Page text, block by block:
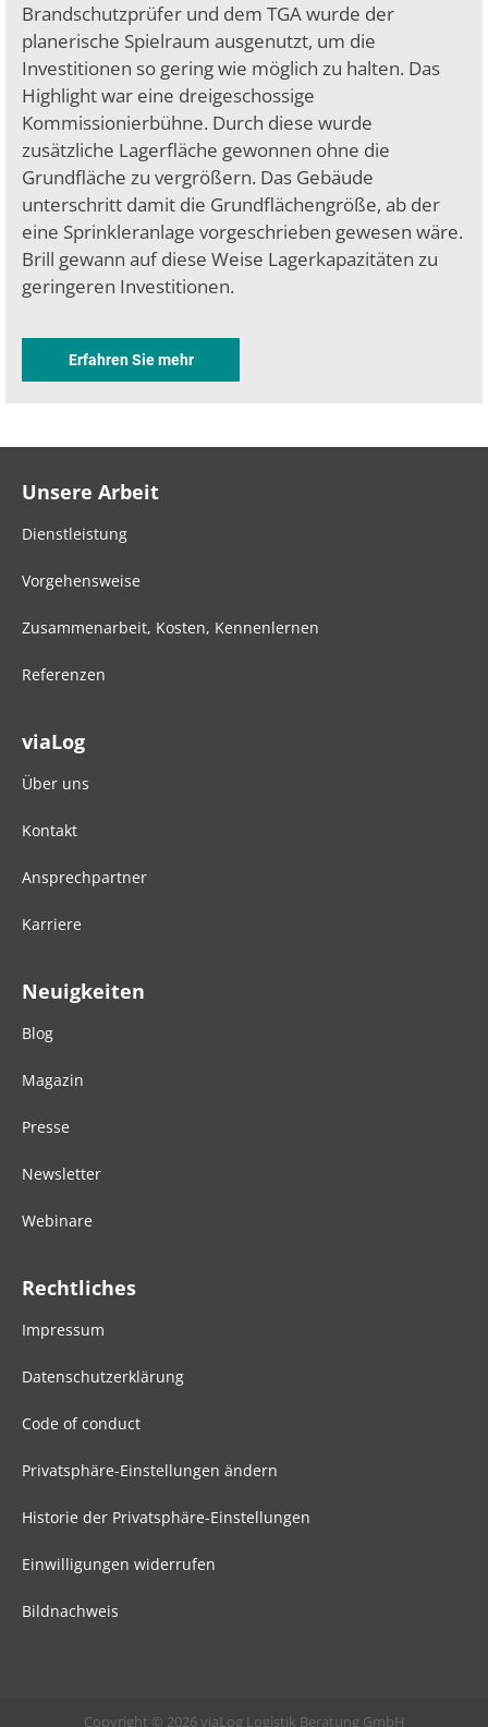
Brandschutzprüfer und dem TGA wurde der
planerische Spielraum ausgenutzt, um die
Investitionen so gering wie möglich zu halten. Das
Highlight war eine dreigeschossige
Kommissionierbühne. Durch diese wurde
zusätzliche Lagerfläche gewonnen ohne die
Grundfläche zu vergrößern. Das Gebäude
unterschritt damit die Grundflächengröße, ab der
eine Sprinkleranlage vorgeschrieben gewesen wäre.
Brill gewann auf diese Weise Lagerkapazitäten zu
geringeren Investitionen.
Erfahren Sie mehr
Unsere Arbeit
Dienstleistung
Vorgehensweise
Zusammenarbeit, Kosten, Kennenlernen
Referenzen
viaLog
Über uns
Kontakt
Ansprechpartner
Karriere
Neuigkeiten
Blog
Magazin
Presse
Newsletter
Webinare
Rechtliches
Impressum
Datenschutzerklärung
Code of conduct
Privatsphäre-Einstellungen ändern
Historie der Privatsphäre-Einstellungen
Einwilligungen widerrufen
Bildnachweis
Copyright © 2026 viaLog Logistik Beratung GmbH